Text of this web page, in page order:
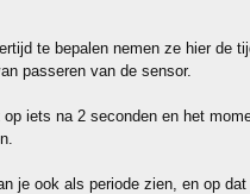
te bepalen nemen ze hier de
passeren van de sensor.
op iets na 2 seconden en het
je ook als periode zien, en op